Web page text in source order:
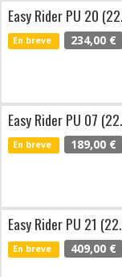
Easy Rider PU 20
En breve 234,00 €
Easy Rider PU 07
En breve 189,00 €
Easy Rider PU 21
En breve 409,00 €